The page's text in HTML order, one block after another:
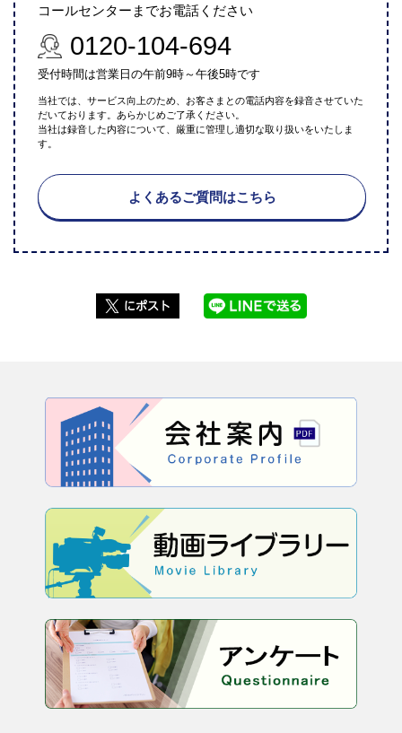
コールセンターまでお電話ください
0120-104-694
受付時間は営業日の午前9時～午後5時です
当社では、サービス向上のため、お客さまとの電話内容を録音させていた
だいております。あらかじめご了承ください。
当社は録音した内容について、厳重に管理し適切な取り扱いをいたしま
す。
よくあるご質問はこちら